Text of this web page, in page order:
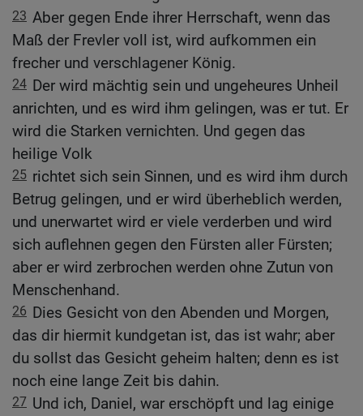
23 Aber gegen Ende ihrer Herrschaft, wenn das
Maß der Frevler voll ist, wird aufkommen ein
frecher und verschlagener König.
24 Der wird mächtig sein und ungeheures Unheil
anrichten, und es wird ihm gelingen, was er tut. Er
wird die Starken vernichten. Und gegen das
heilige Volk
25 richtet sich sein Sinnen, und es wird ihm durch
Betrug gelingen, und er wird überheblich werden,
und unerwartet wird er viele verderben und wird
sich auflehnen gegen den Fürsten aller Fürsten;
aber er wird zerbrochen werden ohne Zutun von
Menschenhand.
26 Dies Gesicht von den Abenden und Morgen,
das dir hiermit kundgetan ist, das ist wahr; aber
du sollst das Gesicht geheim halten; denn es ist
noch eine lange Zeit bis dahin.
27 Und ich, Daniel, war erschöpft und lag einige